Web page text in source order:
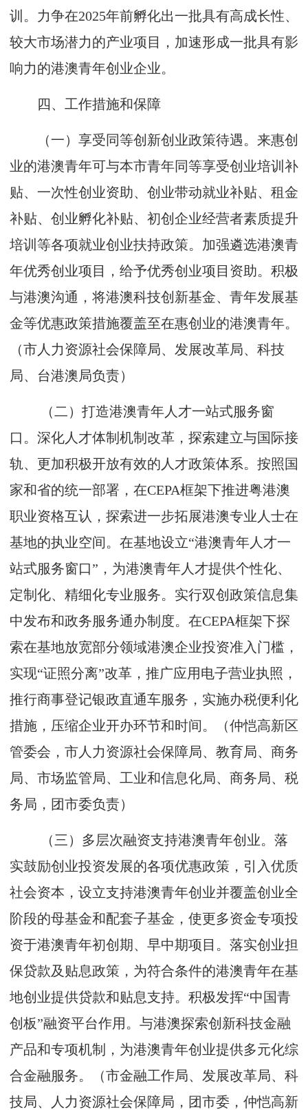
训。力争在2025年前孵化出一批具有高成长性、
较大市场潜力的产业项目，加速形成一批具有影
响力的港澳青年创业企业。
四、工作措施和保障
（一）享受同等创新创业政策待遇。来惠创
业的港澳青年可与本市青年同等享受创业培训补
贴、一次性创业资助、创业带动就业补贴、租金
补贴、创业孵化补贴、初创企业经营者素质提升
培训等各项就业创业扶持政策。加强遴选港澳青
年优秀创业项目，给予优秀创业项目资助。积极
与港澳沟通，将港澳科技创新基金、青年发展基
金等优惠政策措施覆盖至在惠创业的港澳青年。
（市人力资源社会保障局、发展改革局、科技
局、台港澳局负责）
（二）打造港澳青年人才一站式服务窗
口。深化人才体制机制改革，探索建立与国际接
轨、更加积极开放有效的人才政策体系。按照国
家和省的统一部署，在CEPA框架下推进粤港澳
职业资格互认，探索进一步拓展港澳专业人士在
基地的执业空间。在基地设立“港澳青年人才一
站式服务窗口”，为港澳青年人才提供个性化、
定制化、精细化专业服务。实行双创政策信息集
中发布和政务服务通办制度。在CEPA框架下探
索在基地放宽部分领域港澳企业投资准入门槛，
实现“证照分离”改革，推广应用电子营业执照，
推行商事登记银政直通车服务，实施办税便利化
措施，压缩企业开办环节和时间。（仲恺高新区
管委会，市人力资源社会保障局、教育局、商务
局、市场监管局、工业和信息化局、商务局、税
务局，团市委负责）
（三）多层次融资支持港澳青年创业。落
实鼓励创业投资发展的各项优惠政策，引入优质
社会资本，设立支持港澳青年创业并覆盖创业全
阶段的母基金和配套子基金，使更多资金专项投
资于港澳青年初创期、早中期项目。落实创业担
保贷款及贴息政策，为符合条件的港澳青年在基
地创业提供贷款和贴息支持。积极发挥“中国青
创板”融资平台作用。与港澳探索创新科技金融
产品和专项机制，为港澳青年创业提供多元化综
合金融服务。（市金融工作局、发展改革局、科
技局、人力资源社会保障局，团市委，仲恺高新